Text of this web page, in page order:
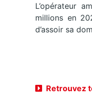
L’opérateur
millions en
d’assoir sa
Retrouvez